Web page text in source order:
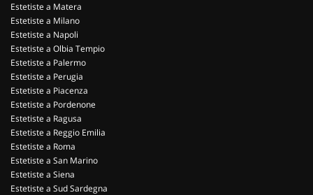
Estetiste a Matera
Estetiste a Milano
Estetiste a Napoli
Estetiste a Olbia Tempio
Estetiste a Palermo
Estetiste a Perugia
Estetiste a Piacenza
Estetiste a Pordenone
Estetiste a Ragusa
Estetiste a Reggio Emilia
Estetiste a Roma
Estetiste a San Marino
Estetiste a Siena
Estetiste a Sud Sardegna